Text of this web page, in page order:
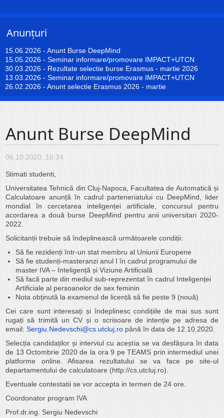
Anunțuri
15.06.2026 - Anunt Burse DeepMind
15.05.2026 - Seminar informare/promovare IMPACT+UTCN
30.03.2026 - Rezultate selectie burse Erasmus - martie 2026
13.03.2026 - Seminar informare/promovare IMPACT+UTCN
26.02.2026 - Anunt selectie Erasmus 2026 - martie
Anunt Burse DeepMind
06.10.2020, 10:34
Stimati studenti,
Universitatea Tehnică din Cluj-Napoca, Facultatea de Automatică și
Calculatoare anunță în cadrul parteneriatului cu DeepMind, lider
mondial în cercetarea inteligenței artificiale, concursul pentru
acordarea a două burse DeepMind pentru anii universitari 2020-
2022.
Solicitanții trebuie să îndeplinească următoarele condiții:
Să fie rezidenți într-un stat membru al Uniunii Europene
Să fie studenți-masteranzi anul I în cadrul programului de
master IVA – Inteligență și Viziune Artificială
Să facă parte din mediul sub-reprezentat în cadrul Inteligenței
Artificiale al persoanelor de sex feminin
Nota obținută la examenul de licență să fie peste 9 (nouă)
Cei care sunt interesați și îndeplinesc condițiile de mai sus sunt
rugați să trimită un CV și o scrisoare de intenție pe adresa de
email:Sergiu.Nedevschi@cs.utcluj.ro până în data de 12.10.2020.
Selecția candidaților și interviul cu aceștia se va desfășura în data
de 13 Octombrie 2020 de la ora 9 pe TEAMS prin intermediul unei
platforme online. Afisarea rezultatului se va face pe site-ul
departamentului de calculatoare (http://cs.utcluj.ro).
Eventuale contestatii se vor accepta in termen de 24 ore.
Coordonator program IVA
Prof.dr.ing. Sergiu Nedevschi